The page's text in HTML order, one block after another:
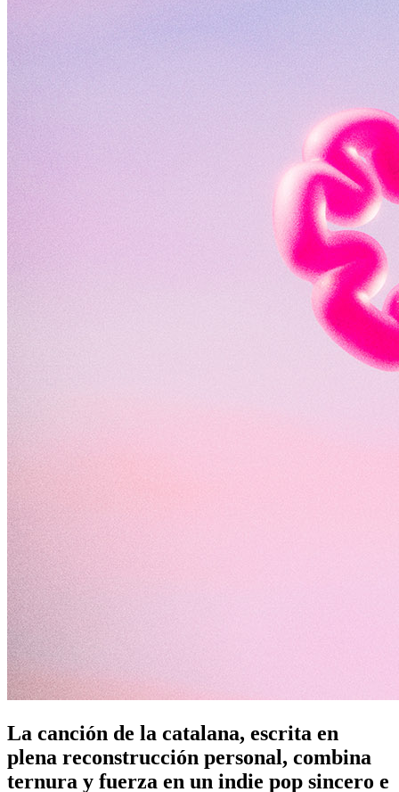
La canción de la catalana, escrita en
plena reconstrucción personal, combina
ternura y fuerza en un indie pop sincero e